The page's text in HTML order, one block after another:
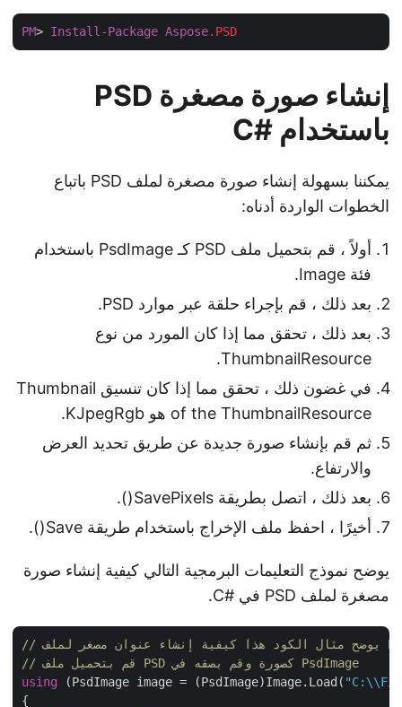
PM > Install-Package Aspose.PSD
إنشاء صورة مصغرة PSD
باستخدام #C
يمكننا بسهولة إنشاء صورة مصغرة لملف PSD باتباع
الخطوات الواردة أدناه:
أولاً ، قم بتحميل ملف PSD كـ PsdImage باستخدام
فئة Image.
بعد ذلك ، قم بإجراء حلقة عبر موارد PSD.
بعد ذلك ، تحقق مما إذا كان المورد من نوع
ThumbnailResource.
في غضون ذلك ، تحقق مما إذا كان تنسيق Thumbnail
of the ThumbnailResource هو KJpegRgb.
ثم قم بإنشاء صورة جديدة عن طريق تحديد العرض
والارتفاع.
بعد ذلك ، اتصل بطريقة SavePixels().
أخيرًا ، احفظ ملف الإخراج باستخدام طريقة Save().
يوضح نموذج التعليمات البرمجية التالي كيفية إنشاء صورة
مصغرة لملف PSD في #C.
// قم بتحميل ملف PSD كصورة وقم بصقه في PsdImage
using (PsdImage image = (PsdImage)Image.Load(